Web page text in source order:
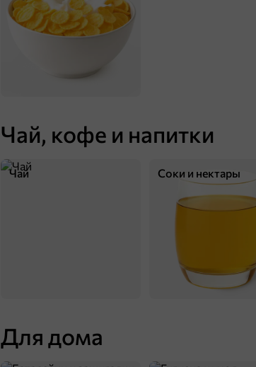
Чай, кофе и напитки
Чай Соки и нектары
Для дома